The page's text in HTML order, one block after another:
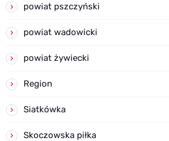
powiat pszczyński
powiat wadowicki
powiat żywiecki
Region
Siatkówka
Skoczowska piłka